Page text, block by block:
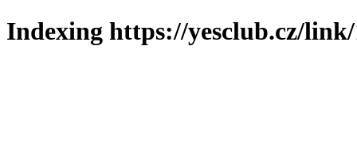
Indexing https://yesclub.cz/link/